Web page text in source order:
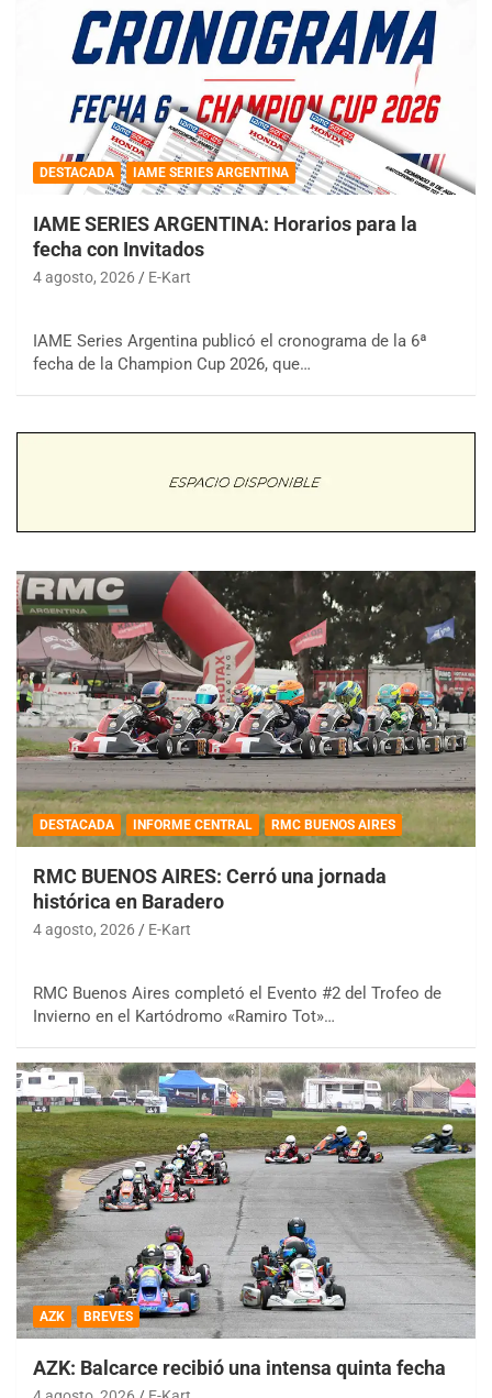
DESTACADA IAME SERIES ARGENTINA
IAME SERIES ARGENTINA: Horarios para la
fecha con Invitados
4 agosto, 2026 E-Kart
IAME Series Argentina publicó el cronograma de la 6ª
fecha de la Champion Cup 2026, que…
DESTACADA INFORME CENTRAL RMC BUENOS AIRES
RMC BUENOS AIRES: Cerró una jornada
histórica en Baradero
4 agosto, 2026 E-Kart
RMC Buenos Aires completó el Evento #2 del Trofeo de
Invierno en el Kartódromo «Ramiro Tot»…
AZK BREVES
AZK: Balcarce recibió una intensa quinta fecha